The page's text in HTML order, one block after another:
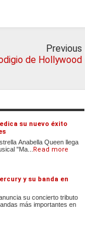
Previous
de Hollywood
su nuevo éxito
Anabella Queen llega
"Ma...
Read more
y su banda en
su concierto tributo
más importantes en